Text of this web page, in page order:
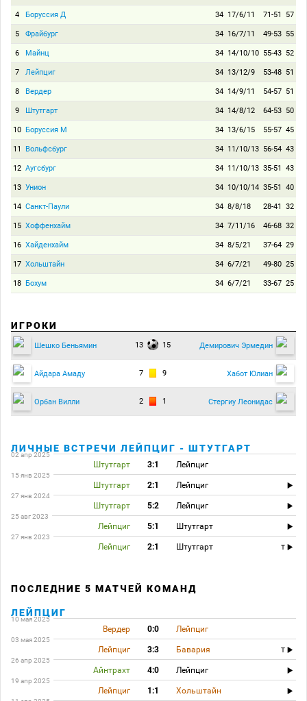
4 Боруссия Д 34 17/6/11 71-51 57
5 Фрайбург 34 16/7/11 49-53 55
6 Майнц 34 14/10/10 55-43 52
7 Лейпциг 34 13/12/9 53-48 51
8 Вердер 34 14/9/11 54-57 51
9 Штутгарт 34 14/8/12 64-53 50
10 Боруссия М 34 13/6/15 55-57 45
11 Вольфсбург 34 11/10/13 56-54 43
12 Аугсбург 34 11/10/13 35-51 43
13 Унион 34 10/10/14 35-51 40
14 Санкт-Паули 34 8/8/18 28-41 32
15 Хоффенхайм 34 7/11/16 46-68 32
16 Хайденхайм 34 8/5/21 37-64 29
17 Хольштайн 34 6/7/21 49-80 25
18 Бохум 34 6/7/21 33-67 25
ИГРОКИ
Шешко Беньямин 13 15 Демирович Эрмедин
Айдара Амаду 7 9 Хабот Юлиан
Орбан Вилли 2 1 Стергиу Леонидас
ЛИЧНЫЕ ВСТРЕЧИ ЛЕЙПЦИГ - ШТУТГАРТ
02 апр 2025
Штутгарт 3:1 Лейпциг
15 янв 2025
Штутгарт 2:1 Лейпциг
27 янв 2024
Штутгарт 5:2 Лейпциг
25 авг 2023
Лейпциг 5:1 Штутгарт
27 янв 2023
Лейпциг 2:1 Штутгарт T
ПОСЛЕДНИЕ 5 МАТЧЕЙ КОМАНД
ЛЕЙПЦИГ
10 мая 2025
Вердер 0:0 Лейпциг
03 мая 2025
Лейпциг 3:3 Бавария
T
26 апр 2025
Айнтрахт 4:0 Лейпциг
19 апр 2025
Лейпциг 1:1 Хольштайн